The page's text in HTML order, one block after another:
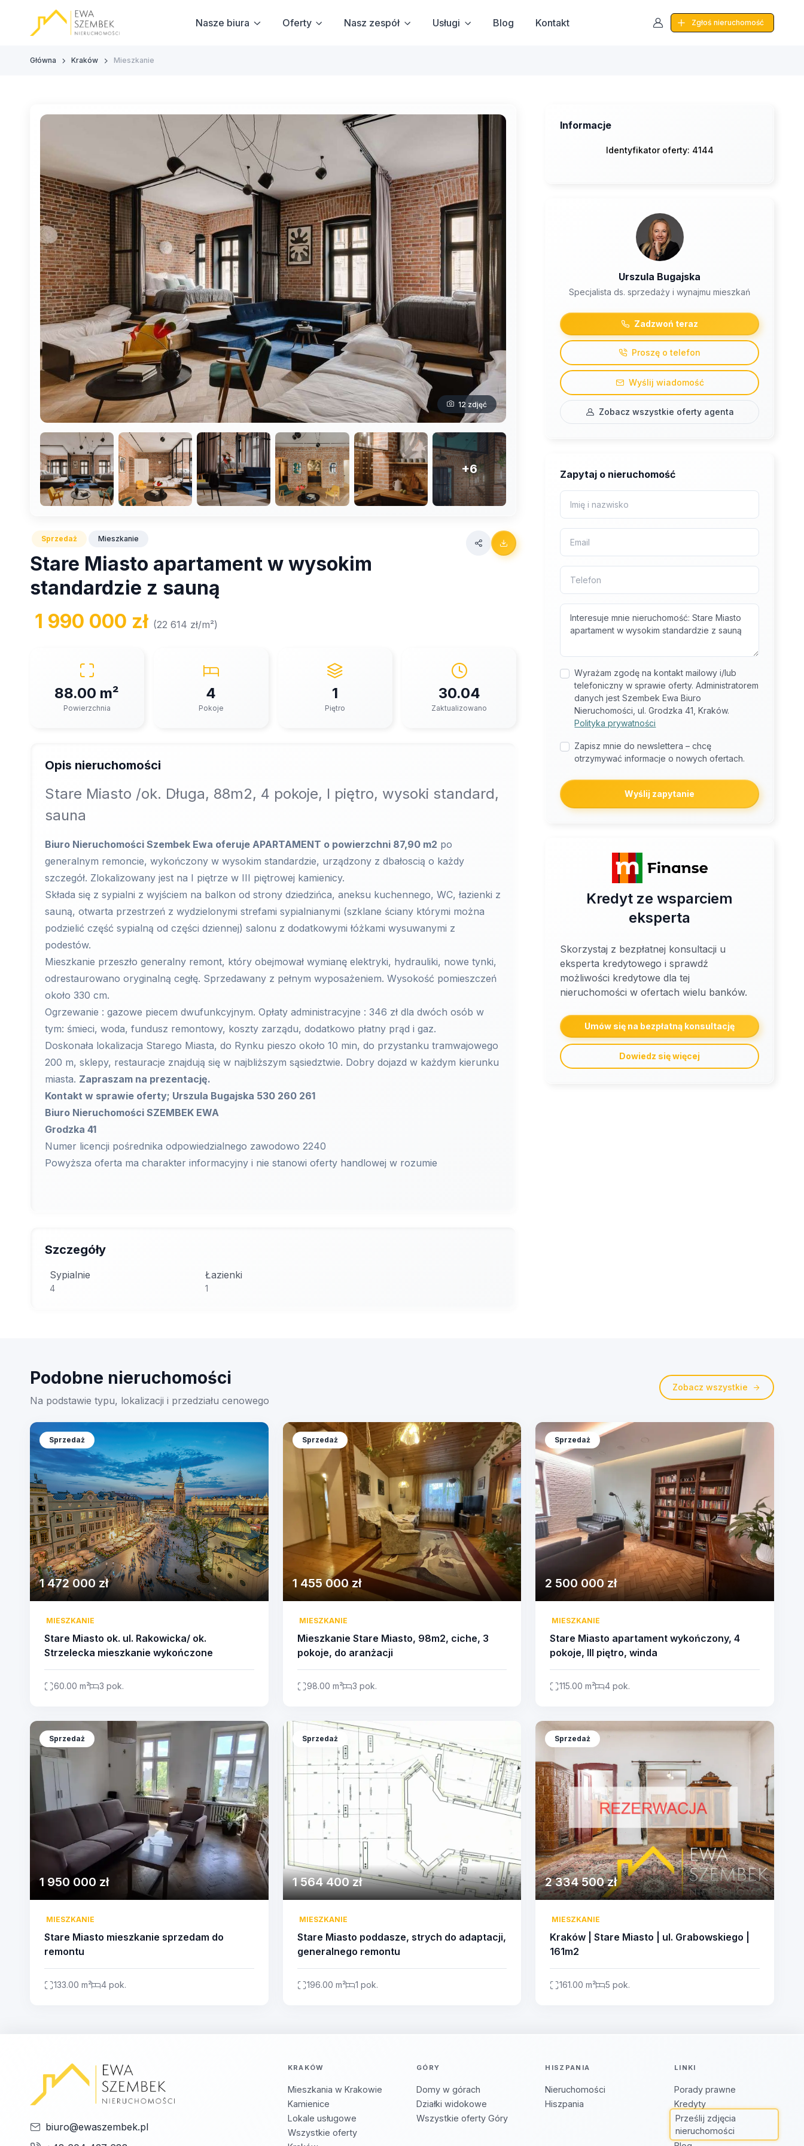
Nasze biura Oferty Nasz zespół Usługi Blog Kontakt Zgłoś nieruchomość
Główna Kraków Mieszkanie
12 zdjęć
+6
Sprzedaż Mieszkanie
Stare Miasto apartament w wysokim
standardzie z sauną
1 990 000 zł (22 614 zł/m²)
88.00 m²
Powierzchnia
4
Pokoje
1
Piętro
30.04
Zaktualizowano
Opis nieruchomości
Stare Miasto /ok. Długa, 88m2, 4 pokoje, I piętro, wysoki standard,
sauna
Biuro Nieruchomości Szembek Ewa oferuje APARTAMENT o powierzchni 87,90 m2 po
generalnym remoncie, wykończony w wysokim standardzie, urządzony z dbałoscią o każdy
szczegół. Zlokalizowany jest na I piętrze w III piętrowej kamienicy.
Składa się z sypialni z wyjściem na balkon od strony dziedzińca, aneksu kuchennego, WC, łazienki z
sauną, otwarta przestrzeń z wydzielonymi strefami sypialnianymi (szklane ściany którymi można
podzielić część sypialną od części dziennej) salonu z dodatkowymi łóżkami wysuwanymi z
podestów.
Mieszkanie przeszło generalny remont, który obejmował wymianę elektryki, hydrauliki, nowe tynki,
odrestaurowano oryginalną cegłę. Sprzedawany z pełnym wyposażeniem. Wysokość pomieszczeń
około 330 cm.
Ogrzewanie : gazowe piecem dwufunkcyjnym. Opłaty administracyjne : 346 zł dla dwóch osób w
tym: śmieci, woda, fundusz remontowy, koszty zarządu, dodatkowo płatny prąd i gaz.
Doskonała lokalizacja Starego Miasta, do Rynku pieszo około 10 min, do przystanku tramwajowego
200 m, sklepy, restauracje znajdują się w najbliższym sąsiedztwie. Dobry dojazd w każdym kierunku
miasta. Zapraszam na prezentację.
Kontakt w sprawie oferty; Urszula Bugajska 530 260 261
Biuro Nieruchomości SZEMBEK EWA
Grodzka 41
Numer licencji pośrednika odpowiedzialnego zawodowo 2240
Powyższa oferta ma charakter informacyjny i nie stanowi oferty handlowej w rozumie
Szczegóły
Sypialnie
4
Łazienki
1
Informacje
Identyfikator oferty: 4144
Urszula Bugajska
Specjalista ds. sprzedaży i wynajmu mieszkań
Zadzwoń teraz
Proszę o telefon
Wyślij wiadomość
Zobacz wszystkie oferty agenta
Zapytaj o nieruchomość
Wyrażam zgodę na kontakt mailowy i/lub
telefoniczny w sprawie oferty. Administratorem
danych jest Szembek Ewa Biuro
Nieruchomości, ul. Grodzka 41, Kraków.
Polityka prywatności
Zapisz mnie do newslettera – chcę
otrzymywać informacje o nowych ofertach.
Wyślij zapytanie
Kredyt ze wsparciem
eksperta
Skorzystaj z bezpłatnej konsultacji u
eksperta kredytowego i sprawdź
możliwości kredytowe dla tej
nieruchomości w ofertach wielu banków.
Umów się na bezpłatną konsultację
Dowiedz się więcej
Podobne nieruchomości
Na podstawie typu, lokalizacji i przedziału cenowego
Zobacz wszystkie
Sprzedaż
1 472 000 zł
MIESZKANIE
Stare Miasto ok. ul. Rakowicka/ ok.
Strzelecka mieszkanie wykończone
60.00 m² 3 pok.
Sprzedaż
1 455 000 zł
MIESZKANIE
Mieszkanie Stare Miasto, 98m2, ciche, 3
pokoje, do aranżacji
98.00 m² 3 pok.
Sprzedaż
2 500 000 zł
MIESZKANIE
Stare Miasto apartament wykończony, 4
pokoje, III piętro, winda
115.00 m² 4 pok.
Sprzedaż
1 950 000 zł
MIESZKANIE
Stare Miasto mieszkanie sprzedam do
remontu
133.00 m² 4 pok.
Sprzedaż
1 564 400 zł
MIESZKANIE
Stare Miasto poddasze, strych do adaptacji,
generalnego remontu
196.00 m² 1 pok.
Sprzedaż
2 334 500 zł
MIESZKANIE
Kraków | Stare Miasto | ul. Grabowskiego |
161m2
161.00 m² 5 pok.
biuro@ewaszembek.pl
KRAKÓW
Mieszkania w Krakowie
Kamienice
Lokale usługowe
Wszystkie oferty
GÓRY
Domy w górach
Działki widokowe
Wszystkie oferty Góry
HISZPANIA
Nieruchomości
Hiszpania
LINKI
Porady prawne
Kredyty
Prześlij zdjęcia
nieruchomości